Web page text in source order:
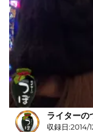
ライター
収録日:2014/